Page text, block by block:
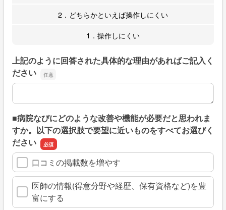
2．どちらかといえば操作しにくい
1．操作しにくい
上記のように回答された具体的な理由があればご記入く
ださい
上記のように回答された具体的な理由があればご記入くだ
■病院なびにどのような改善や機能が必要だと思われま
すか。以下の選択肢で要望に近いものをすべてお選びく
ださい
口コミの掲載数を増やす
医師の情報(得意分野や経歴、保有資格など)を豊
富にする